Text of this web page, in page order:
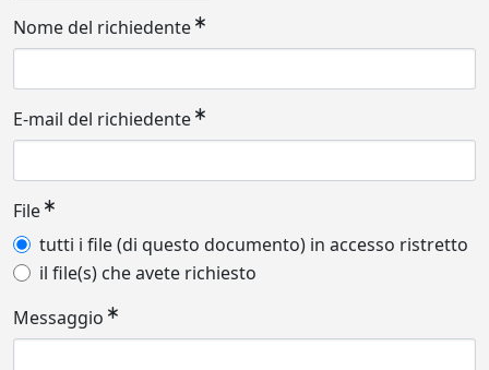
Nome del richiedente
E-mail del richiedente
File
tutti i file (di questo documento) in accesso ristretto
il file(s) che avete richiesto
Messaggio